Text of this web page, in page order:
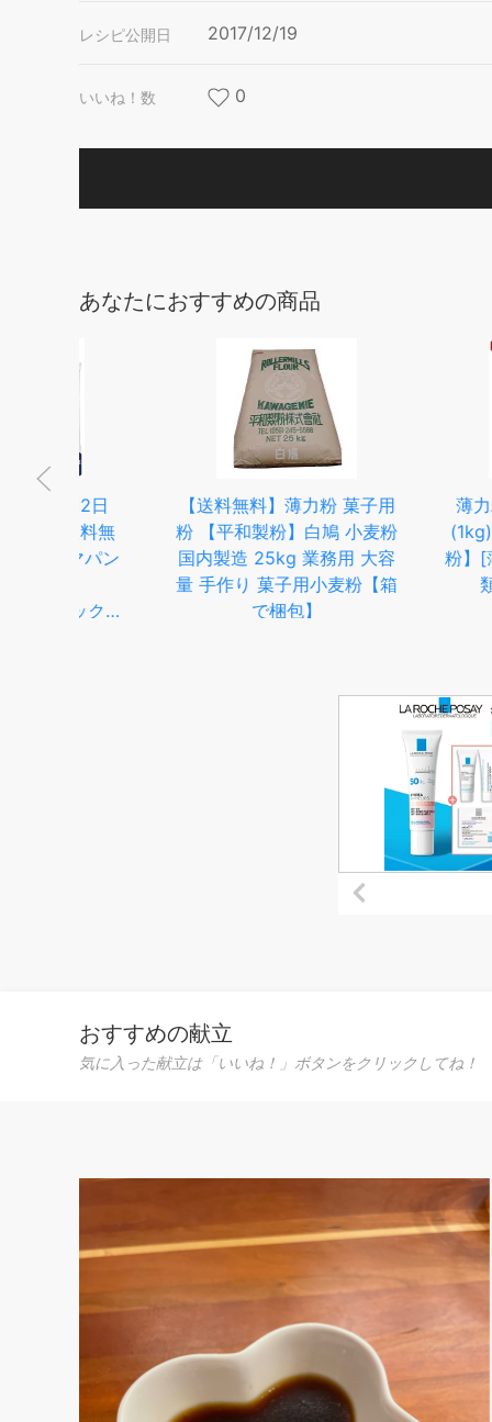
レシピ公開日 2017/12/19
いいね！数 0
あなたにおすすめの商品
【送料無料】薄力粉 菓子用
粉 【平和製粉】白鳩 小麦粉
国内製造 25kg 業務用 大容
量 手作り 菓子用小麦粉【箱
薄力粉 北海道
(1kg)【イチオシ
粉】[薄力粉 北海
類 パン用粉
おすすめの献立
気に入った献立は「いいね！」ボタンをクリックしてね！